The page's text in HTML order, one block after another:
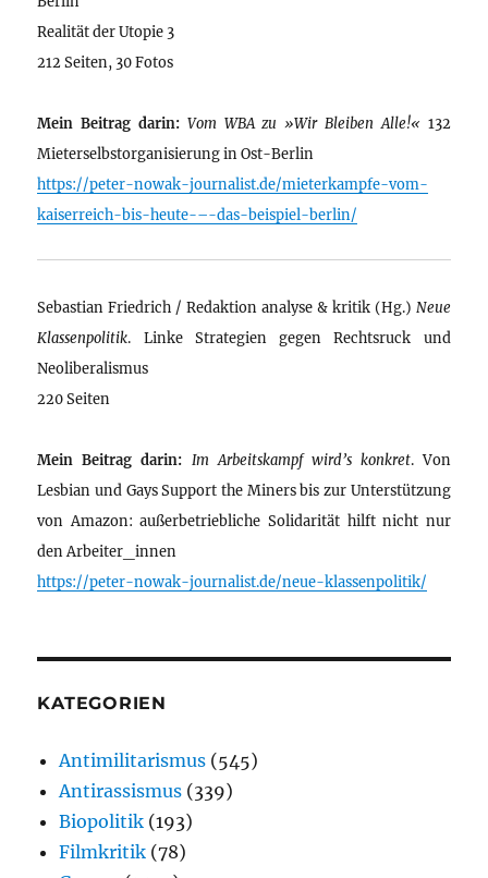
Realität der Utopie 3
212 Seiten, 30 Fotos
Mein Beitrag darin: Vom WBA zu »Wir Bleiben Alle!« 132
Mieterselbstorganisierung in Ost-Berlin
https://peter-nowak-journalist.de/mieterkampfe-vom-
kaiserreich-bis-heute-–-das-beispiel-berlin/
Sebastian Friedrich / Redaktion analyse & kritik (Hg.) Neue
Klassenpolitik. Linke Strategien gegen Rechtsruck und
Neoliberalismus
220 Seiten
Mein Beitrag darin: Im Arbeitskampf wird’s konkret. Von
Lesbian und Gays Support the Miners bis zur Unterstützung
von Amazon: außerbetriebliche Solidarität hilft nicht nur
den Arbeiter_innen
https://peter-nowak-journalist.de/neue-klassenpolitik/
KATEGORIEN
Antimilitarismus (545)
Antirassismus (339)
Biopolitik (193)
Filmkritik (78)